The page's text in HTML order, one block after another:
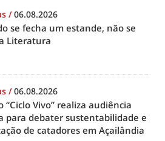
/06.08.2026
se fecha um estande, não se
Literatura
/06.08.2026
“Ciclo Vivo” realiza audiência
para debater sustentabilidade e
de catadores em Açailândia